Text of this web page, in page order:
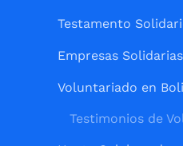
Testamento
Empresas Solidarias
Voluntariado en
Testimonios de